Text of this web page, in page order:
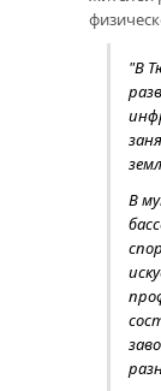
"В
В